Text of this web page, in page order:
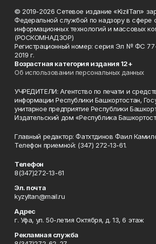
© 2019-2026 Сетевое издание «KizilTan»
Федеральной службой по надзору в сфере
информационных технологий и массовых
(РОСКОМНАДЗОР)
Регистрационный номер: серия Эл № ФС
2019 г.
Возрастная категория издания 12+
Об использовании персональных данных
УЧРЕДИТЕЛИ: Агентство по печати и
информации Республики Башкортостан,
унитарное предприятие Республики
Издательский дом «Республика
Главный редактор: Фатхтдинов Фаил
Телефон приемной: (347) 272-13-61.
Телефон
8(347)272-13-61
Эл. почта
kyzyltan@mail.ru
Адрес
г. Уфа, ул. 50-летия Октября, д. 13, 6 этаж
Рекламная служба